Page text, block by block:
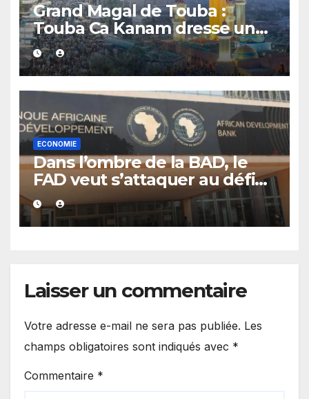
Grand Magal de Touba :
Touba Ca Kanam dresse un
bilan positif et se fixe un
objectif de 7 milliards FCFA
ECONOMIE
Dans l’ombre de la BAD, le
FAD veut s’attaquer au défi
de la dette africaine
Laisser un commentaire
Votre adresse e-mail ne sera pas publiée. Les
champs obligatoires sont indiqués avec *
Commentaire *